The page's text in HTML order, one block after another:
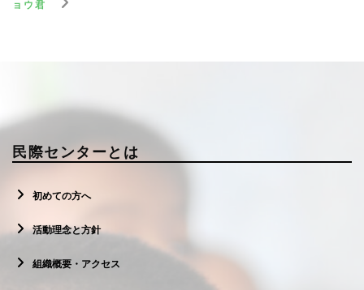
ョウ君
民際センターとは
初めての方へ
活動理念と方針
組織概要・アクセス